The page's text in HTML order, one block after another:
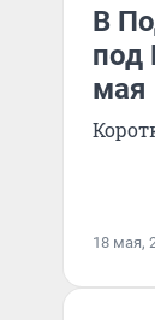
В
под
мая
18 мая,